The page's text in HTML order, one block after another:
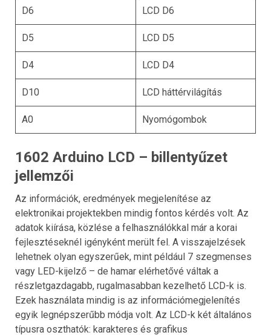
D6 LCD D6
D5 LCD D5
D4 LCD D4
D10 LCD háttérvilágítás
A0 Nyomógombok
1602 Arduino LCD – billentyűzet
jellemzői
Az információk, eredmények megjelenítése az
elektronikai projektekben mindig fontos kérdés volt. Az
adatok kiírása, közlése a felhasználókkal már a korai
fejlesztéseknél igényként merült fel. A visszajelzések
lehetnek olyan egyszerűek, mint például 7 szegmenses
vagy LED-kijelző – de hamar elérhetővé váltak a
részletgazdagabb, rugalmasabban kezelhető LCD-k is.
Ezek használata mindig is az információmegjelenítés
egyik legnépszerűbb módja volt. Az LCD-k két általános
típusra oszthatók: karakteres és grafikus